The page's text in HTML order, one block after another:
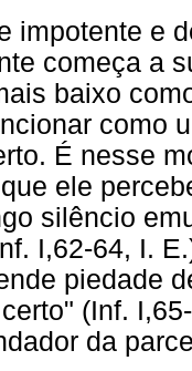
impotente e
começa a
baixo
como
É nesse
ele
silêncio
I,62-64, I.
piedade
(Inf.
da